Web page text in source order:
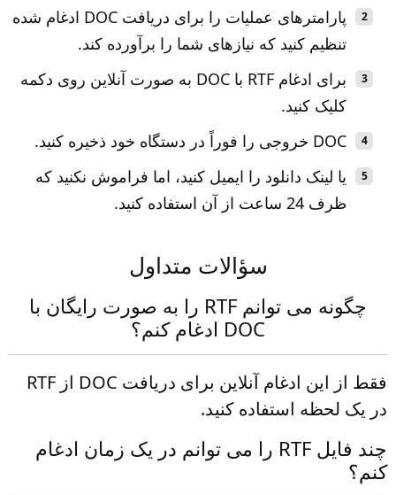
پارامترهای عملیات را برای دریافت DOC ادغام شده
تنظیم کنید که نیازهای شما را برآورده کند.
برای ادغام RTF با DOC به صورت آنلاین روی دکمه
کلیک کنید.
DOC خروجی را فوراً در دستگاه خود ذخیره کنید.
یا لینک دانلود را ایمیل کنید، اما فراموش نکنید که
ظرف 24 ساعت از آن استفاده کنید.
سؤالات متداول
چگونه می توانم RTF را به صورت رایگان با
DOC ادغام کنم؟
فقط از این ادغام آنلاین برای دریافت DOC از RTF
در یک لحظه استفاده کنید.
چند فایل RTF را می توانم در یک زمان ادغام
کنم؟